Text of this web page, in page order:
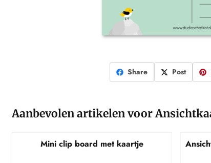
Share Post
Aanbevolen artikelen voor
Mini clip board met kaartje